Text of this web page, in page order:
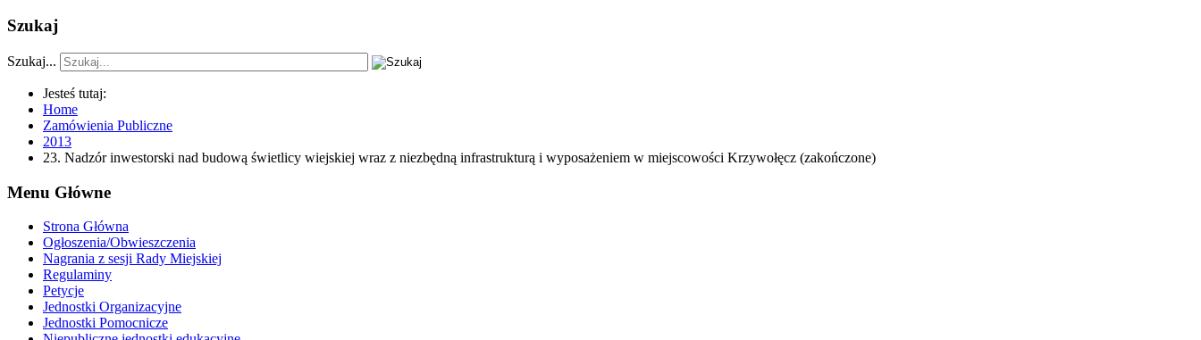
Szukaj
Szukaj...
Jesteś tutaj:
Home
Zamówienia Publiczne
2013
23. Nadzór inwestorski nad budową świetlicy wiejskiej wraz z niezbędną infrastrukturą i wyposażeniem w miejscowości Krzywołęcz (zakończone)
Menu Główne
Strona Główna
Ogłoszenia/Obwieszczenia
Nagrania z sesji Rady Miejskiej
Regulaminy
Petycje
Jednostki Organizacyjne
Jednostki Pomocnicze